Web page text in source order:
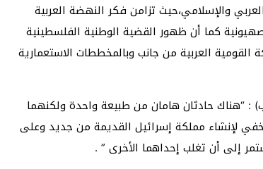
والإسلامي،حيث تزامن فكر النهضة العربية
كما أن ظهور القضية الوطنية الفلسطينية
العربية من جانب وبالمخططات الاستعمارية
العرب) : “هناك حادثان هامان من طبيعة واحدة ولكنهما
لإنشاء مملكة إسرائيل القديمة من جديد وعلى
إلى أن تغلب إحداهما الأخرى ” .